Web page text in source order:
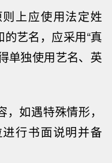
上应使用法定姓
艺名，应采用“真
单独使用艺名、英
如遇特殊情形，
行书面说明并备